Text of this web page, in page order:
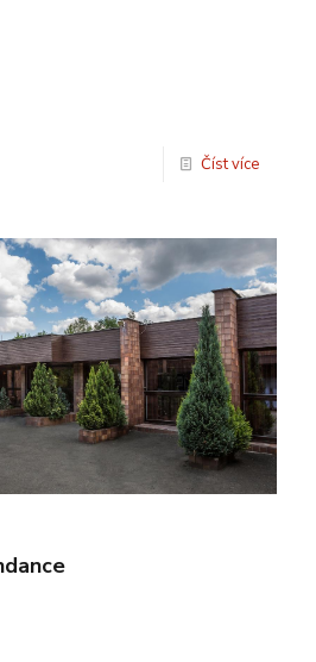
Číst více